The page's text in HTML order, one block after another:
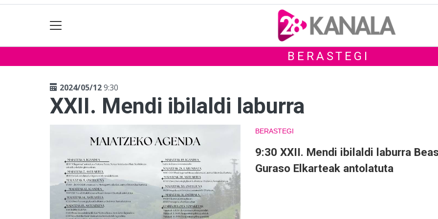
BERASTEGI
2024/05/129:30
XXII. Mendi ibilaldi laburra
BERASTEGI
9:30 XXII. Mendi ibilaldi laburra
Guraso Elkarteak antolatuta